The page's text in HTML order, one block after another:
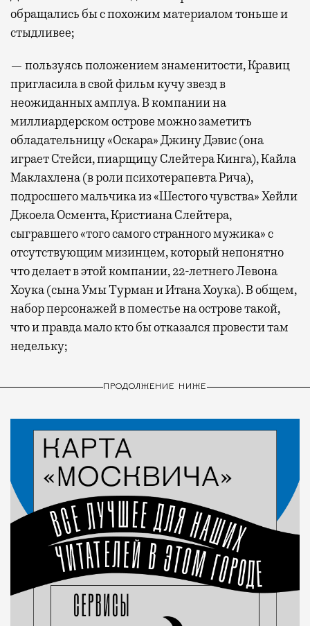
обращались бы с похожим материалом тоньше и
стыдливее;
— пользуясь положением знаменитости, Кравиц
пригласила в свой фильм кучу звезд в
неожиданных амплуа. В компании на
миллиардерском острове можно заметить
обладательницу «Оскара» Джину Дэвис (она
играет Стейси, пиарщицу Слейтера Кинга), Кайла
Маклахлена (в роли психотерапевта Рича),
подросшего мальчика из «Шестого чувства» Хейли
Джоела Осмента, Кристиана Слейтера,
сыгравшего «того самого странного мужика» с
отсутствующим мизинцем, который непонятно
что делает в этой компании, 22-летнего Левона
Хоука (сына Умы Турман и Итана Хоука). В общем,
набор персонажей в поместье на острове такой,
что и правда мало кто бы отказался провести там
недельку;
ПРОДОЛЖЕНИЕ НИЖЕ